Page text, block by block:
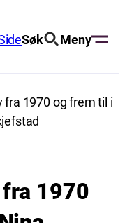
Søk Meny
fra 1970 og frem til i
1970